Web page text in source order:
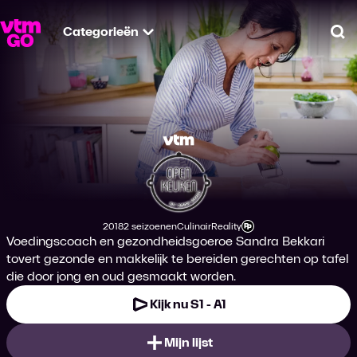
Categorieën
Open Keuken met
Productiejaar
20182 seizoenen
Genre
Culinair
Genre
Reality
Leeftijdsclassificatie
Voedingscoach en gezondheidsgoeroe Sandra Bekkari
tovert gezonde en makkelijk te bereiden gerechten op tafel
die door jong en oud gesmaakt worden.
Kijk nu S1 - A1
Mijn lijst